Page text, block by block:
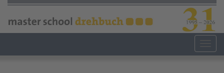
Direkt
Inhalt